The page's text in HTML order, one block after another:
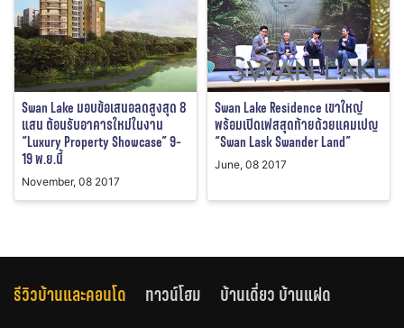
Swan Lake มอบข้อเสนอลดสูงสุด 8
แสน ต้อนรับอาคารใหม่ในงาน
“Luxury Property Showcase” 9-
19 พ.ย.นี้
November, 08 2017
Swan Lake Residence เขาใหญ่
พร้อมเปิดเฟสสุดท้ายด้วยแคมเปญ
“Swan Lask Swander Land”
June, 08 2017
รีวิวบ้านและคอนโด ทาวน์โฮม
บ้านเดี่ยว บ้านแฝด